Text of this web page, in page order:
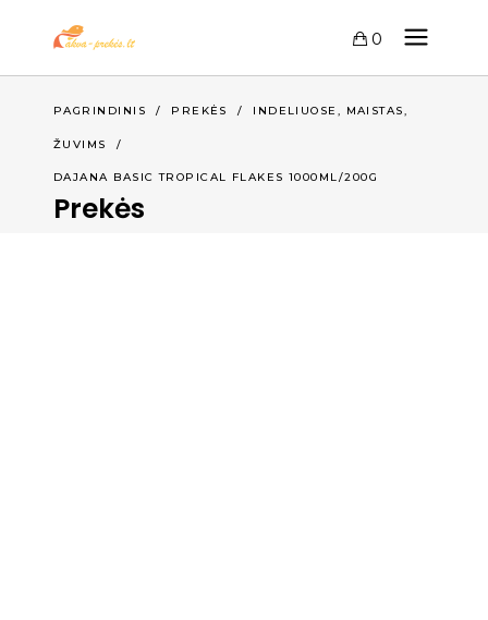
0
PAGRINDINIS / PREKĖS / INDELIUOSE , MAISTAS,
ŽUVIMS /
DAJANA BASIC TROPICAL FLAKES 1000ML/200G
Prekės